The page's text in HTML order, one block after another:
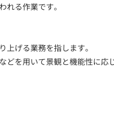
る作業です。
げる業務を指します。
どを用いて景観と機能性に応